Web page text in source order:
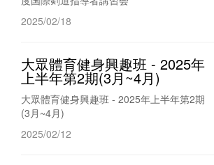
2025/02/18
大眾體育健身興趣班 - 2025年
上半年第2期(3月~4月)
大眾體育健身興趣班 - 2025年上半年第2期
(3月~4月)
2025/02/12